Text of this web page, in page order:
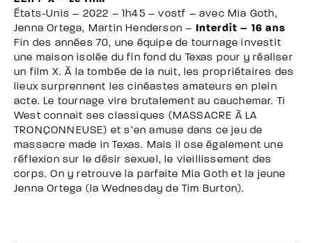
États-Unis – 2022 – 1h45 – vostf – avec Mia Goth,
Jenna Ortega, Martin Henderson – Interdit – 16 ans
Fin des années 70, une équipe de tournage investit
une maison isolée du fin fond du Texas pour y réaliser
un film X. À la tombée de la nuit, les propriétaires des
lieux surprennent les cinéastes amateurs en plein
acte. Le tournage vire brutalement au cauchemar. Ti
West connait ses classiques (MASSACRE À LA
TRONÇONNEUSE) et s’en amuse dans ce jeu de
massacre made in Texas. Mais il ose également une
réflexion sur le désir sexuel, le vieillissement des
corps. On y retrouve la parfaite Mia Goth et la jeune
Jenna Ortega (la Wednesday de Tim Burton).